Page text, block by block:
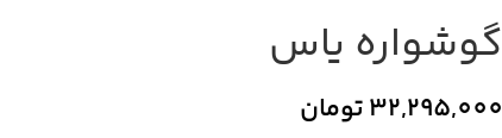
گوشواره یاس
32,295,000تومان